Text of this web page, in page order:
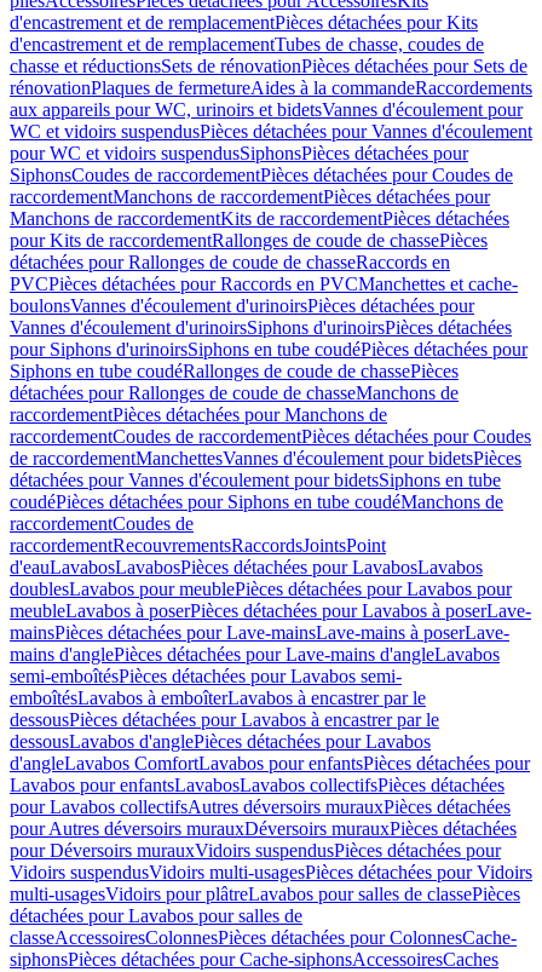
d'encastrement et de remplacementPièces détachées pour Kits
d'encastrement et de remplacementTubes de chasse, coudes de
chasse et réductionsSets de rénovationPièces détachées pour Sets de
rénovationPlaques de fermetureAides à la commandeRaccordements
aux appareils pour WC, urinoirs et bidetsVannes d'écoulement pour
WC et vidoirs suspendusPièces détachées pour Vannes d'écoulement
pour WC et vidoirs suspendusSiphonsPièces détachées pour
SiphonsCoudes de raccordementPièces détachées pour Coudes de
raccordementManchons de raccordementPièces détachées pour
Manchons de raccordementKits de raccordementPièces détachées
pour Kits de raccordementRallonges de coude de chassePièces
détachées pour Rallonges de coude de chasseRaccords en
PVCPièces détachées pour Raccords en PVCManchettes et cache-
boulonsVannes d'écoulement d'urinoirsPièces détachées pour
Vannes d'écoulement d'urinoirsSiphons d'urinoirsPièces détachées
pour Siphons d'urinoirsSiphons en tube coudéPièces détachées pour
Siphons en tube coudéRallonges de coude de chassePièces
détachées pour Rallonges de coude de chasseManchons de
raccordementPièces détachées pour Manchons de
raccordementCoudes de raccordementPièces détachées pour Coudes
de raccordementManchettesVannes d'écoulement pour bidetsPièces
détachées pour Vannes d'écoulement pour bidetsSiphons en tube
coudéPièces détachées pour Siphons en tube coudéManchons de
raccordementCoudes de
raccordementRecouvrementsRaccordsJointsPoint
d'eauLavabosLavabosPièces détachées pour LavabosLavabos
doublesLavabos pour meublePièces détachées pour Lavabos pour
meubleLavabos à poserPièces détachées pour Lavabos à poserLave-
mainsPièces détachées pour Lave-mainsLave-mains à poserLave-
mains d'anglePièces détachées pour Lave-mains d'angleLavabos
semi-emboîtésPièces détachées pour Lavabos semi-
emboîtésLavabos à emboîterLavabos à encastrer par le
dessousPièces détachées pour Lavabos à encastrer par le
dessousLavabos d'anglePièces détachées pour Lavabos
d'angleLavabos ComfortLavabos pour enfantsPièces détachées pour
Lavabos pour enfantsLavabosLavabos collectifsPièces détachées
pour Lavabos collectifsAutres déversoirs murauxPièces détachées
pour Autres déversoirs murauxDéversoirs murauxPièces détachées
pour Déversoirs murauxVidoirs suspendusPièces détachées pour
Vidoirs suspendusVidoirs multi-usagesPièces détachées pour Vidoirs
multi-usagesVidoirs pour plâtreLavabos pour salles de classePièces
détachées pour Lavabos pour salles de
classeAccessoiresColonnesPièces détachées pour ColonnesCache-
siphonsPièces détachées pour Cache-siphonsAccessoiresCaches